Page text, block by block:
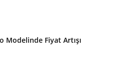
Modelinde Fiyat Artışı